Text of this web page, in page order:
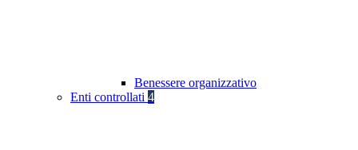
Benessere organizzativo
Enti controllati 4